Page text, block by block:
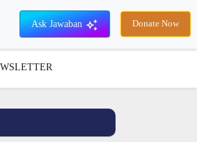
Ask Jawaban Donate Now